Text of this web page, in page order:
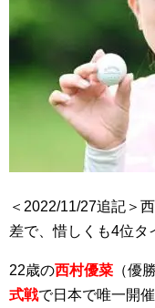
＜2022/11/27追記＞
差で、惜しくも4位タ
22歳の西村優菜 （優
式戦で日本で唯一開